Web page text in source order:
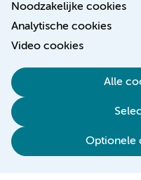
Noodzakelijke cookies
Analytische cookies
Video cookies
Alle
Optionele
Toegankelijkheidsverklaring
Responsible disclosure